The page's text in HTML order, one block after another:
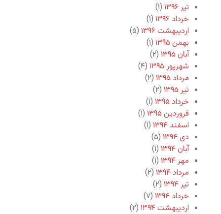
تیر ۱۳۹۶
(۱)
خرداد ۱۳۹۶
(۱)
اردیبهشت ۱۳۹۶
(۵)
بهمن ۱۳۹۵
(۱)
آبان ۱۳۹۵
(۲)
شهریور ۱۳۹۵
(۴)
مرداد ۱۳۹۵
(۲)
تیر ۱۳۹۵
(۲)
خرداد ۱۳۹۵
(۱)
فروردین ۱۳۹۵
(۱)
اسفند ۱۳۹۴
(۱)
دی ۱۳۹۴
(۵)
آبان ۱۳۹۴
(۱)
مهر ۱۳۹۴
(۱)
مرداد ۱۳۹۴
(۲)
تیر ۱۳۹۴
(۲)
خرداد ۱۳۹۴
(۷)
اردیبهشت ۱۳۹۴
(۲)